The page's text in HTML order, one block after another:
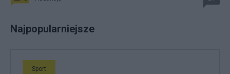
Najpopularniejsze
Sport